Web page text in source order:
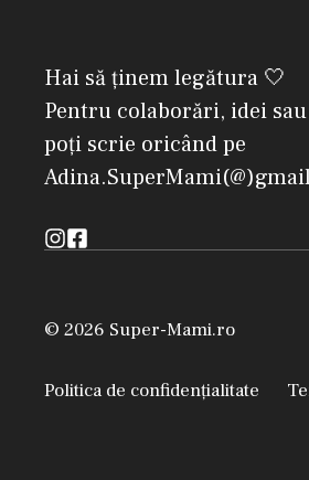
Hai să ținem legătura 🤍
Pentru colaborări, idei
poți scrie oricând pe
© 2026 Super-Mami.ro
Politica de confidențialitate